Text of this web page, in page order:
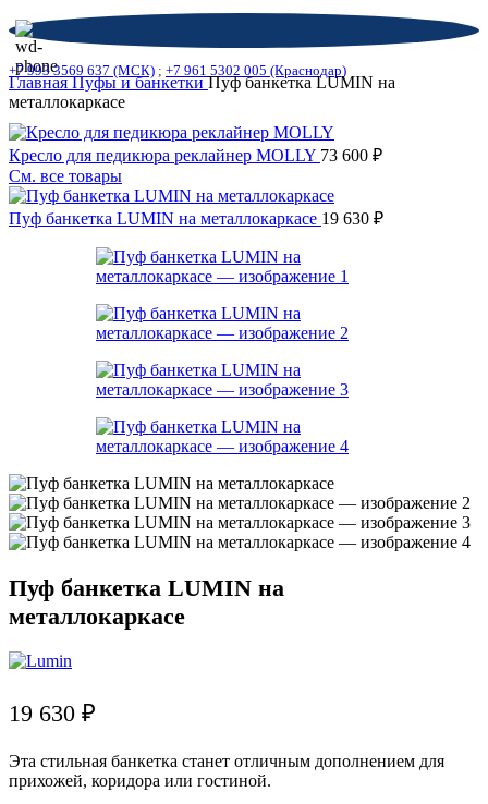
+7 993 3569 637 (МСК) ; +7 961 5302 005 (Краснодар)
ГлавнаяПуфы и банкеткиПуф банкетка LUMIN на
металлокаркасе
Кресло для педикюра реклайнер MOLLY 73 600 ₽
См. все товары
Пуф банкетка LUMIN на металлокаркасе 19 630 ₽
Пуф банкетка LUMIN на
металлокаркасе
19 630 ₽
Эта стильная банкетка станет отличным дополнением для
прихожей, коридора или гостиной.